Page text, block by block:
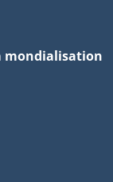
mondialisation